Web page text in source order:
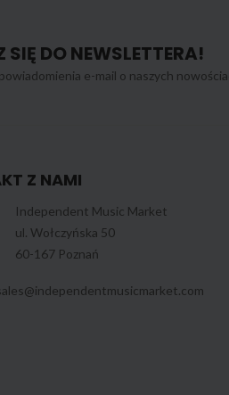
SIĘ DO NEWSLETTERA!
e-mail o naszych
Z NAMI
Independent Music Market
ul. Wołczyńska 50
60-167 Poznań